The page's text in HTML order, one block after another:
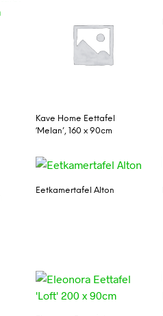
Kave Home Eettafel
‘Melan’, 160 x 90cm
Eetkamertafel Alton